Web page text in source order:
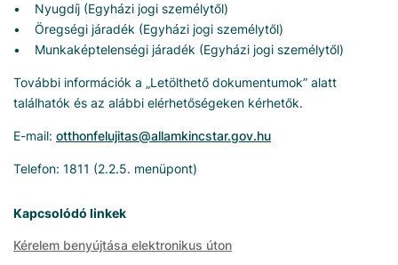
• Nyugdíj (Egyházi jogi személytől)
• Öregségi járadék (Egyházi jogi személytől)
• Munkaképtelenségi járadék (Egyházi jogi személytől)
További információk a „Letölthető dokumentumok” alatt
találhatók és az alábbi elérhetőségeken kérhetők.
E-mail: otthonfelujitas@allamkincstar.gov.hu
Telefon: 1811 (2.2.5. menüpont)
Kapcsolódó linkek
Kérelem benyújtása elektronikus úton